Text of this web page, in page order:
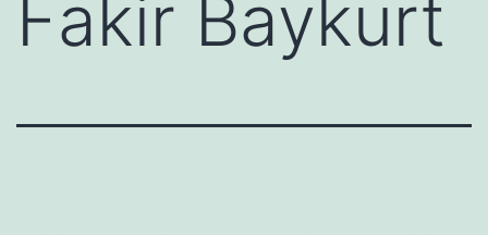
Fakir Baykurt